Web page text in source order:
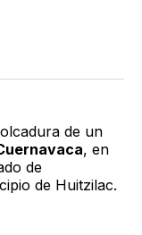
de un
, en
de
de Huitzilac.